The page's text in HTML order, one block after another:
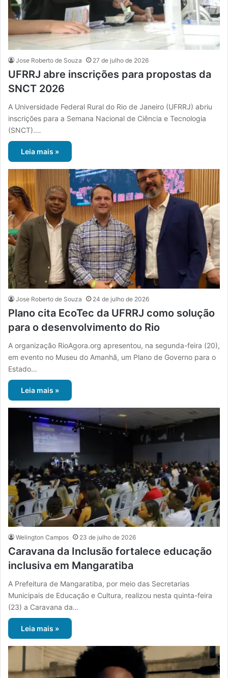
Jose Roberto de Souza 27 de julho de 2026
UFRRJ abre inscrições para propostas da
SNCT 2026
A Universidade Federal Rural do Rio de Janeiro (UFRRJ) abriu
inscrições para a Semana Nacional de Ciência e Tecnologia
(SNCT).…
Leia mais »
Jose Roberto de Souza 24 de julho de 2026
Plano cita EcoTec da UFRRJ como solução
para o desenvolvimento do Rio
A organização RioAgora.org apresentou, na segunda-feira (20),
em evento no Museu do Amanhã, um Plano de Governo para o
Estado…
Leia mais »
Welington Campos 23 de julho de 2026
Caravana da Inclusão fortalece educação
inclusiva em Mangaratiba
A Prefeitura de Mangaratiba, por meio das Secretarias
Municipais de Educação e Cultura, realizou nesta quinta-feira
(23) a Caravana da…
Leia mais »